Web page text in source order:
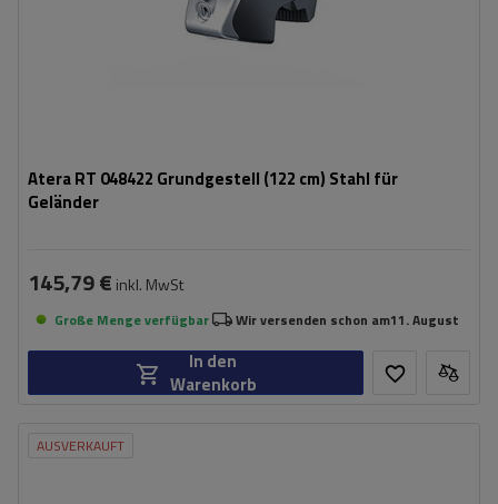
Atera RT 048422 Grundgestell (122 cm) Stahl für
Geländer
145,79 € inkl. MwSt
Große Menge verfügbar Wir versenden schon am11. August
In den
Warenkorb
AUSVERKAUFT